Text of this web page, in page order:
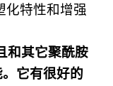
化特性和增强
和其它聚酰胺
它有很好的